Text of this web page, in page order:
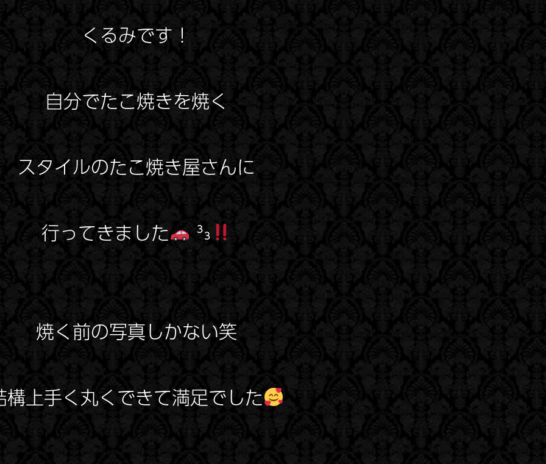
くるみです！
自分でたこ焼きを焼く
スタイルのたこ焼き屋さんに
行ってきました ³₃
焼く前の写真しかない笑
構上手く丸くできて満足でした